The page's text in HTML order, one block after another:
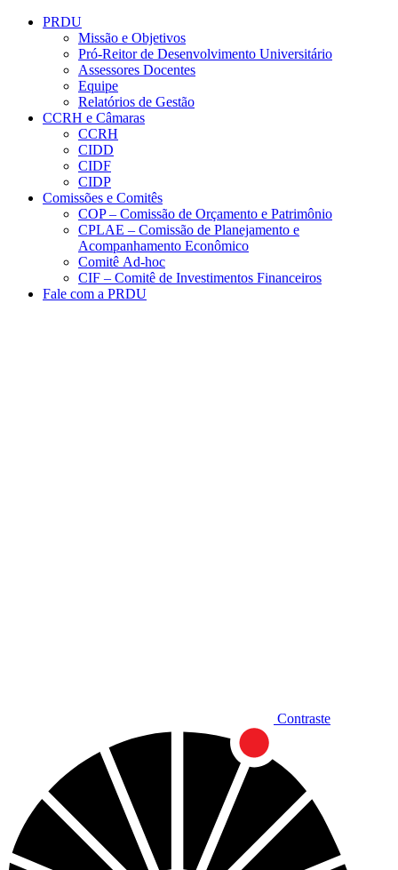
Conteúdo principal
PRDU
Missão e Objetivos
Pró-Reitor de Desenvolvimento Universitário
Assessores Docentes
Equipe
Relatórios de Gestão
CCRH e Câmaras
CCRH
CIDD
CIDF
CIDP
Comissões e Comitês
COP – Comissão de Orçamento e Patrimônio
CPLAE – Comissão de Planejamento e
Acompanhamento Econômico
Comitê Ad-hoc
CIF – Comitê de Investimentos Financeiros
Fale com a PRDU
Contraste